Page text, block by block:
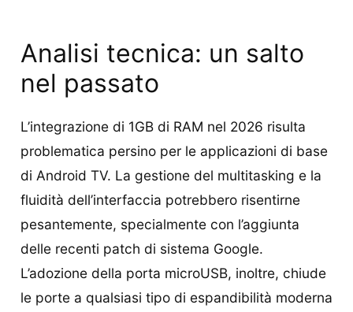
Analisi tecnica: un salto
nel passato
L’integrazione di 1GB di RAM nel 2026 risulta
problematica persino per le applicazioni di base
di Android TV. La gestione del multitasking e la
fluidità dell’interfaccia potrebbero risentirne
pesantemente, specialmente con l’aggiunta
delle recenti patch di sistema Google.
L’adozione della porta microUSB, inoltre, chiude
le porte a qualsiasi tipo di espandibilità moderna